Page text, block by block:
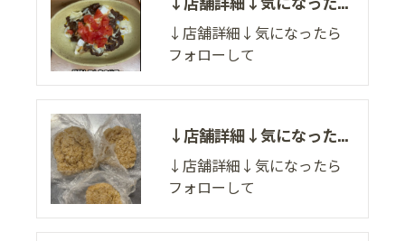
↓店舗詳細↓気になったら
フォローして
↓店舗詳細↓気になったらフォローして
↓店舗詳細↓気になったら
フォローして